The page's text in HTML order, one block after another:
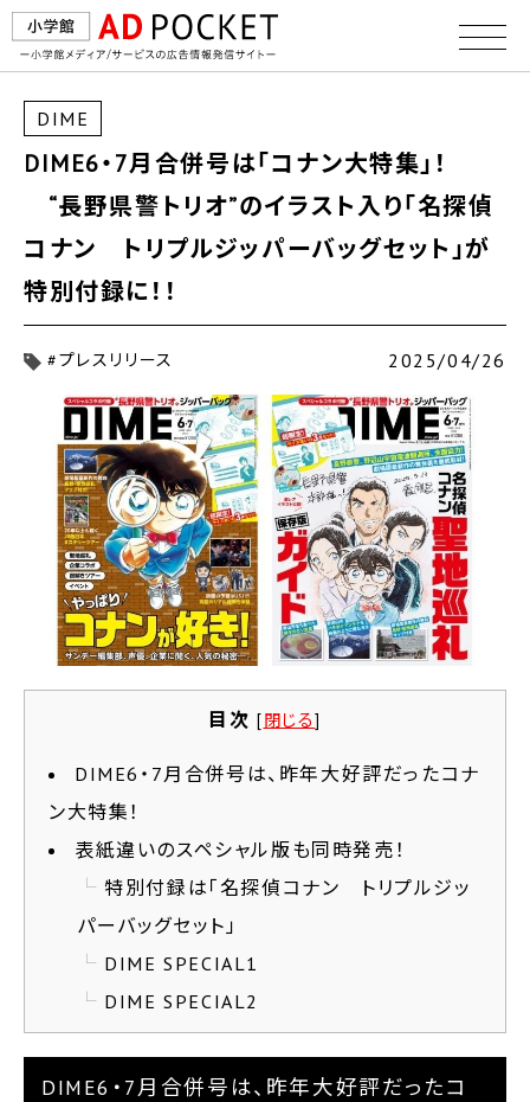
DIME
DIME6・7月合併号は「コナン大特集」！
“長野県警トリオ”のイラスト入り「名探偵
コナン トリプルジッパーバッグセット」が
特別付録に！！
#プレスリリース 2025/04/26
目次 [閉じる]
DIME6・7月合併号は、昨年大好評だったコナ
ン大特集！
表紙違いのスペシャル版も同時発売！
特別付録は「名探偵コナン トリプルジッ
パーバッグセット」
DIME SPECIAL1
DIME SPECIAL2
DIME6・7月合併号は、昨年大好評だったコ